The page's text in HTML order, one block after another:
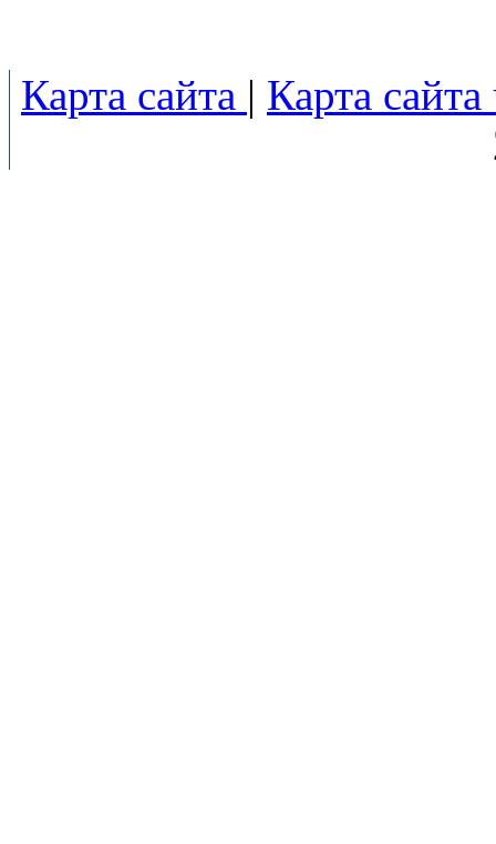
Карта сайта | Карта сайта